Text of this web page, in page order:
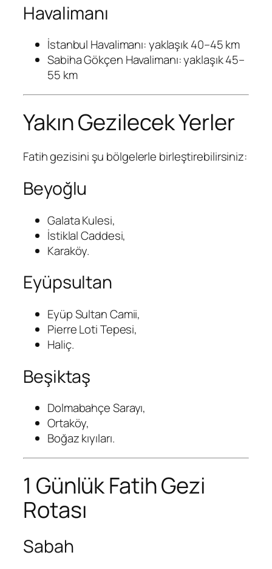
Havalimanı
İstanbul Havalimanı: yaklaşık 40–45 km
Sabiha Gökçen Havalimanı: yaklaşık 45–
55 km
Yakın Gezilecek Yerler
Fatih gezisini şu bölgelerle birleştirebilirsiniz:
Beyoğlu
Galata Kulesi,
İstiklal Caddesi,
Karaköy.
Eyüpsultan
Eyüp Sultan Camii,
Pierre Loti Tepesi,
Haliç.
Beşiktaş
Dolmabahçe Sarayı,
Ortaköy,
Boğaz kıyıları.
1 Günlük Fatih Gezi
Rotası
Sabah